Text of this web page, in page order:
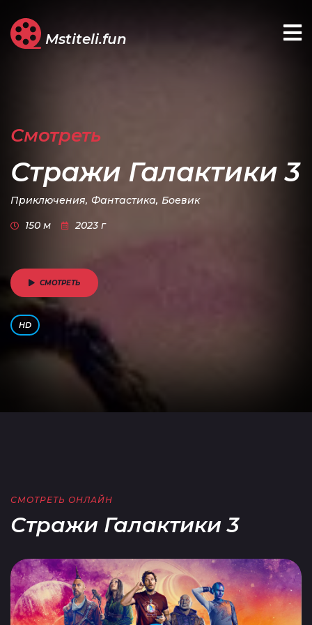
Mstiteli.fun
Смотреть
Стражи Галактики 3
Приключения, Фантастика, Боевик
150 м
2023 г
HD
СМОТРЕТЬ
СМОТРЕТЬ ОНЛАЙН
Стражи Галактики 3